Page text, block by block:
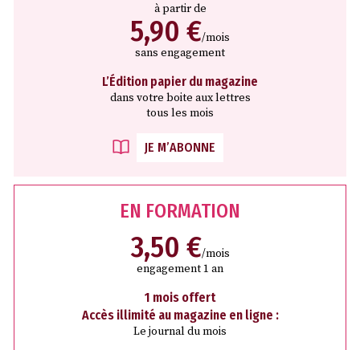
à partir de
5,90 €/mois
sans engagement
L’Édition papier du magazine
dans votre boite aux lettres
tous les mois
JE M’ABONNE
EN FORMATION
3,50 €/mois
engagement 1 an
1 mois offert
Accès illimité au magazine en ligne :
Le journal du mois